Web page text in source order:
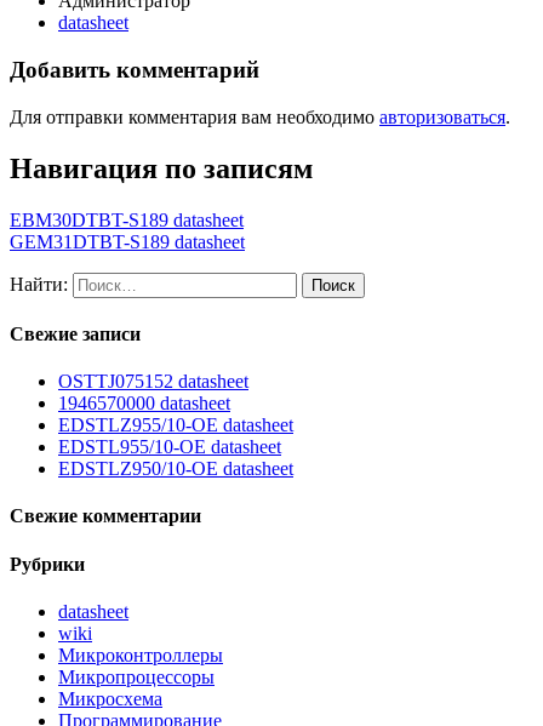
datasheet
Добавить комментарий
Для отправки комментария вам необходимо авторизоваться.
Навигация по записям
EBM30DTBT-S189 datasheet
GEM31DTBT-S189 datasheet
Найти:
Свежие записи
OSTTJ075152 datasheet
1946570000 datasheet
EDSTLZ955/10-OE datasheet
EDSTL955/10-OE datasheet
EDSTLZ950/10-OE datasheet
Свежие комментарии
Рубрики
datasheet
wiki
Микроконтроллеры
Микропроцессоры
Микросхема
Программирование